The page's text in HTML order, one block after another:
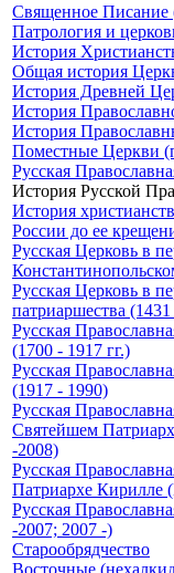
Священное Писание
Патрология и
История
Общая история
История Древней
История
История
Поместные Церкви
Русская
История Русской
История
России до ее
Русская Церковь в
Русская Церковь в
патриаршества
Русская
(1700 - 1917 гг.)
Русская
(1917 - 1990)
Русская
Святейшем
-2008)
Русская
Патриархе Кирилле
Русская
-2007; 2007 -)
Старообрядчество
Восточные